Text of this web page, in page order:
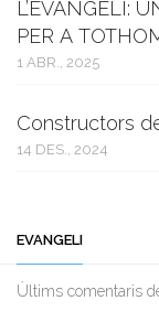
L’EVANGELI:
PER A
1 ABR., 2025
Constructors
14 DES., 2024
EVANGELI
Ùltims comentaris